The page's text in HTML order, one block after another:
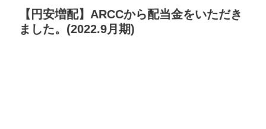
【円安増配】ARCCから配当金をいただき
ました。(2022.9月期)